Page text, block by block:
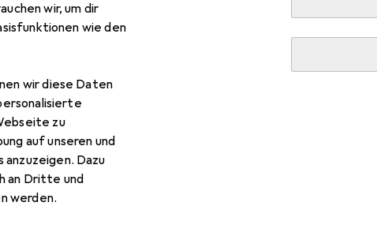
wir, um dir
wie den
wir diese Daten
zu
auf unseren und
Dazu
an Dritte und
werden.
Diese Seite bleibt immer aktuell und wird automatisch
1. Kosmos
Das grosse Set rund um elektronische Schaltungen
Radio-Modulen. Weiterführende Versuche und
Stromkreisen mit Reihen-